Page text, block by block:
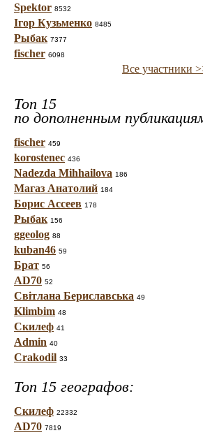
Spektor 8532
Ігор Кузьменко 8485
Рыбак 7377
fischer 6098
Все участники
Топ 15
по дополненным
fischer 459
korostenec 436
Nadezda Mihhailova 186
Магаз Анатолий 184
Борис Ассеев 178
Рыбак 156
ggeolog 88
kuban46 59
Брат 56
AD70 52
Світлана Бериславська 49
Klimbim 48
Скилеф 41
Admin 40
Crakodil 33
Топ 15 географов:
Скилеф 22332
AD70 7819